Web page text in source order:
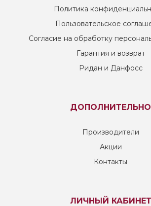
Политика
Пользовательское
Согласие на обработку
Гарантия и возврат
Ридан и Данфосс
ДОПОЛНИТЕЛЬНО
Производители
Акции
Контакты
ЛИЧНЫЙ КАБИНЕТ